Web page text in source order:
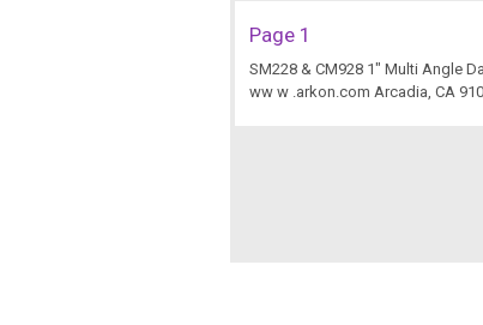
Page 1
SM228 & CM928 1" Multi Angle
ww w .arkon.com Arcadia, CA